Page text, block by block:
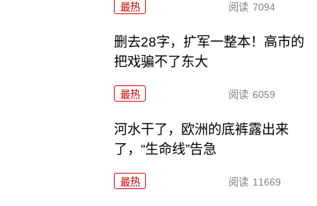
最热 阅读 7094
删去28字，扩军一整本！高市的
把戏骗不了东大
最热 阅读 6059
河水干了，欧洲的底裤露出来
了，“生命线”告急
最热 阅读 11669